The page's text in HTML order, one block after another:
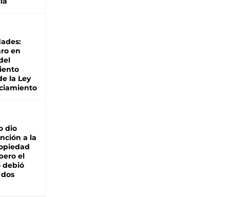
en
la Ley
dio
a la
el
debió